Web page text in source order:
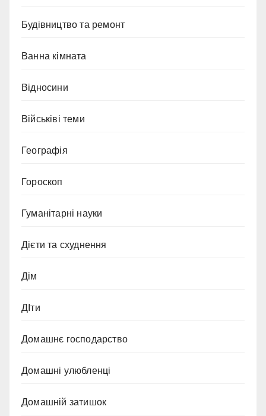
Будівництво та ремонт
Ванна кімната
Відносини
Військіві теми
Географія
Гороскоп
Гуманітарні науки
Дієти та схуднення
Дім
ДІти
Домашнє господарство
Домашні улюбленці
Домашній затишок